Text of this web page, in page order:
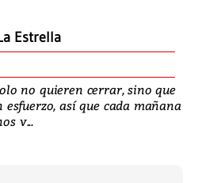
Estrella
no quieren cerrar, sino que
así que cada mañana
v...